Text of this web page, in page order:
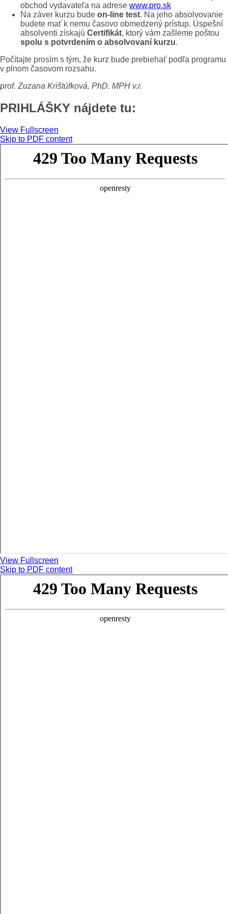
obchod vydavateľa na adrese www.pro.sk
Na záver kurzu bude on-line test. Na jeho absolvovanie
budete mať k nemu časovo obmedzený prístup. Úspešní
absolventi získajú Certifikát, ktorý vám zašleme poštou
spolu s potvrdením o absolvovaní kurzu.
Počítajte prosím s tým, že kurz bude prebiehať podľa programu
v plnom časovom rozsahu.
prof. Zuzana Krištúfková, PhD. MPH v.r.
PRIHLÁŠKY nájdete tu:
View Fullscreen
Skip to PDF content
View Fullscreen
Skip to PDF content